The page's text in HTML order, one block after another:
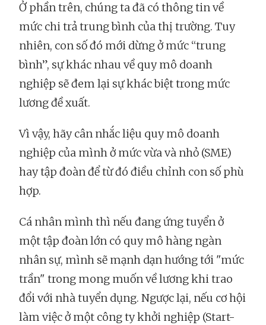
Ở phần trên, chúng ta đã có thông tin về
mức chi trả trung bình của thị trường. Tuy
nhiên, con số đó mới dừng ở mức “trung
bình”, sự khác nhau về quy mô doanh
nghiệp sẽ đem lại sự khác biệt trong mức
lương đề xuất.
Vì vậy, hãy cân nhắc liệu quy mô doanh
nghiệp của mình ở mức vừa và nhỏ (SME)
hay tập đoàn để từ đó điều chỉnh con số phù
hợp.
Cá nhân mình thì nếu đang ứng tuyển ở
một tập đoàn lớn có quy mô hàng ngàn
nhân sự, mình sẽ mạnh dạn hướng tới "mức
trần" trong mong muốn về lương khi trao
đổi với nhà tuyển dụng. Ngược lại, nếu cơ hội
làm việc ở một công ty khởi nghiệp (Start-